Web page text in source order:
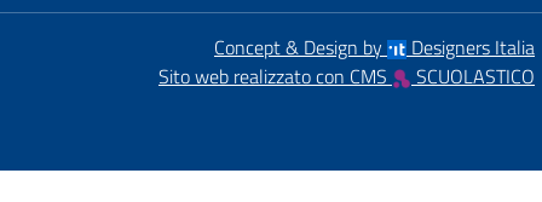
Concept & Design by
Designers Italia
Sito web realizzato con CMS
SCUOLASTICO